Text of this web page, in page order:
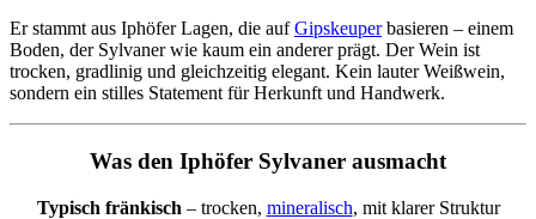
Er stammt aus Iphöfer Lagen, die aufGipskeuperbasieren – einem
Boden, der Sylvaner wie kaum ein anderer prägt. Der Wein ist
trocken, gradlinig und gleichzeitig elegant. Kein lauter Weißwein,
sondern ein stilles Statement für Herkunft und Handwerk.
Was den Iphöfer Sylvaner ausmacht
Typisch fränkisch – trocken, mineralisch, mit klarer Struktur